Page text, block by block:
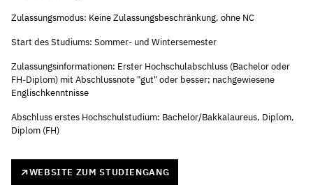
Zulassungsmodus: Keine Zulassungsbeschränkung, ohne NC
Start des Studiums: Sommer- und Wintersemester
Zulassungsinformationen: Erster Hochschulabschluss (Bachelor oder
FH-Diplom) mit Abschlussnote "gut" oder besser; nachgewiesene
Englischkenntnisse
Abschluss erstes Hochschulstudium: Bachelor/Bakkalaureus, Diplom,
Diplom (FH)
WEBSITE ZUM STUDIENGANG